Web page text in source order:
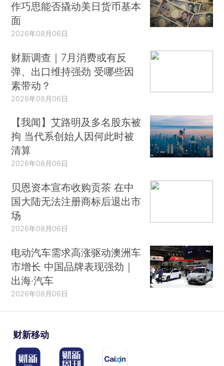
作巧思能否撬动美日货币基本
面
2026年08月06日
财新调查｜7月消费或有反
弹、出口维持强劲 受哪些因
素带动？
2026年08月06日
【我闻】艾路明及多名股东被
拘 当代系创始人因何此时被
清算
2026年08月06日
贝恩资本宣布收购贡茶 在中
国大陆无法注册商标后退出市
场
2026年08月06日
电动汽车需求高涨驱动澳洲车
市增长 中国品牌表现强劲｜
出海·汽车
2026年08月06日
财新移动